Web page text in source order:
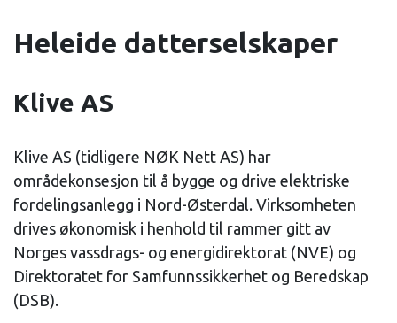
Heleide datterselskaper
Klive AS
Klive AS (tidligere NØK Nett AS) har
områdekonsesjon til å bygge og drive elektriske
fordelingsanlegg i Nord-Østerdal. Virksomheten
drives økonomisk i henhold til rammer gitt av
Norges vassdrags- og energidirektorat (NVE) og
Direktoratet for Samfunnssikkerhet og Beredskap
(DSB).